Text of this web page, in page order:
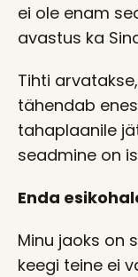
ei ole enam
avastus ka
Tihti
tähendab
tahaplaanile
seadmine on
Enda
Minu jaoks on
keegi teine ei